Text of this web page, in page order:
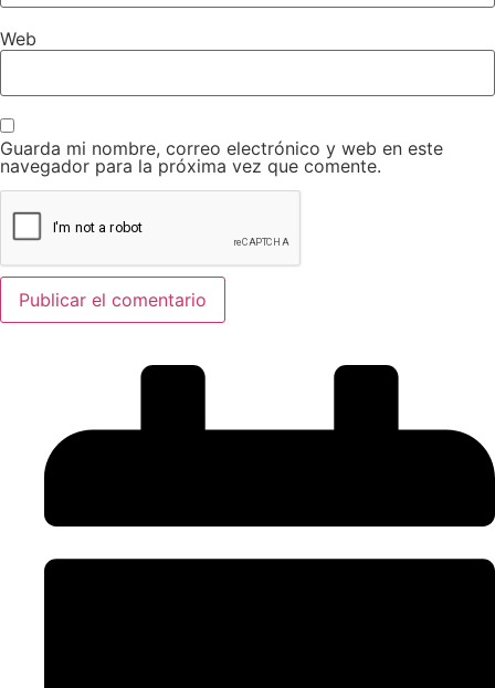
Web
Guarda mi nombre, correo electrónico y web en este
navegador para la próxima vez que comente.